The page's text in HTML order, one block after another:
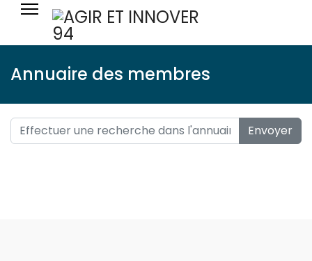
Annuaire des membres
Envoyer